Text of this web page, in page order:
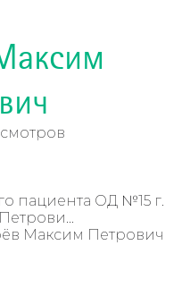
пациента ОД №15 г.
Максим Петрович